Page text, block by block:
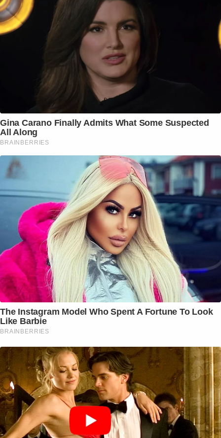
Gina Carano Finally Admits What Some Suspected
All Along
BRAINBERRIES
The Instagram Model Who Spent A Fortune To Look
Like Barbie
BRAINBERRIES